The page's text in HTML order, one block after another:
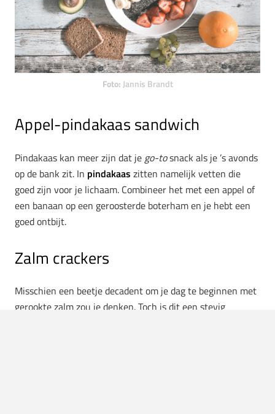
Foto: Jannis Brandt
Appel-pindakaas sandwich
Pindakaas kan meer zijn dat jego-tosnack als je ’s avonds
op de bank zit. In pindakaas zitten namelijk vetten die
goed zijn voor je lichaam. Combineer het met een appel of
een banaan op een geroosterde boterham en je hebt een
goed ontbijt.
Zalm crackers
Misschien een beetje decadent om je dag te beginnen met
gerookte zalm zou je denken. Toch is dit een stevig